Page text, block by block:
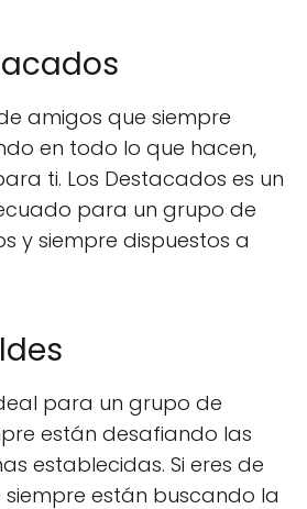
amigos que siempre
en todo lo que hacen,
ti. Los Destacados es un
para un grupo de
y siempre dispuestos a
para un grupo de
están desafiando las
establecidas. Si eres de
están buscando la